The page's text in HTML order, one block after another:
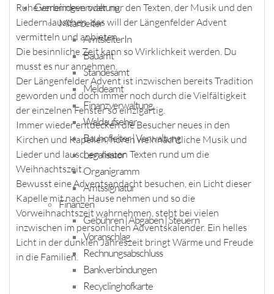
Gemeindeverwaltung
Mitarbeiter
AmtsleiterIn
Bauamt
Standesamt
Meldeamt
Finanzverwaltung
Waldaufseher
Bauhofleiter | Verwaltung
Legalisator
Organigramm
Amtssignatur
Finanzen
Gebühren | Abgaben | Steuern
Voranschlag
Rechnungsabschluss
Bankverbindungen
Recyclinghofkarte
Ruhe verbringen oder nur den Texten, der Musik und den
Liedern lauschen, das will der Längenfelder Advent
vermitteln und anbieten.
Die besinnliche Zeit kann so Wirklichkeit werden. Du
musst es nur annehmen.
Der Längenfelder Advent ist inzwischen bereits Tradition
geworden und doch immer noch durch die Vielfältigkeit
der einzelnen Fenster so einzigartig.
Immer wieder entdecken die Besucher neues in den
Kirchen und Kapellen, hören weihnachtliche Musik und
Lieder und lauschen neuen Texten rund um die
Weihnachtszeit.
Bewusst eine Adventsandacht besuchen, ein Licht dieser
Kapelle mit nach Hause nehmen und so die
Vorweihnachtszeit wahrnehmen, steht bei vielen
inzwischen im persönlichen Adventskalender. Ein helles
Licht in der dunklen Jahreszeit bringt Wärme und Freude
in die Familien.